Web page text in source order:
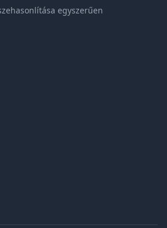
egyszerűen